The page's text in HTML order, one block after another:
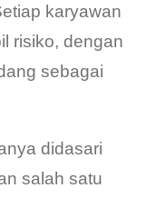
karyawan
risiko, dengan
sebagai
didasari
salah satu